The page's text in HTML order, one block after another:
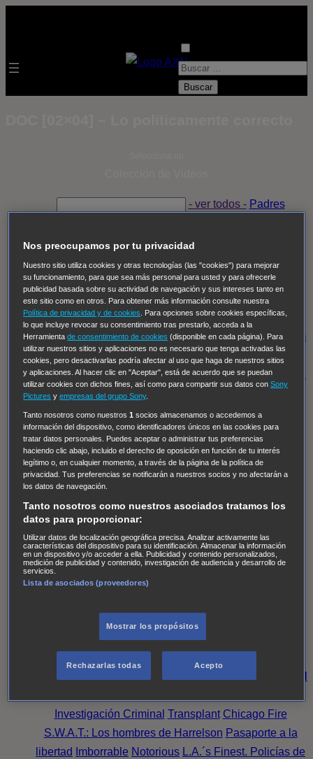
B
- ver todos - Padres
Despedida Salvaje Despedida Salvaje
Thomas, el ojo del FBI
Pan Am
Dawson crece
Insomnia El Guardián The Blacklist Cinco en familia
Hudson & Rex Diez libras y un sueño Mr Loverman
Regreso al futuro III NUEVE CUERPOS Los últimos
caballeros Tormenta infinita Sing Street Cobra Kai
Tom
y Lola High Country Los casos de Susan Ryeland:
Moonflower Murders Twisted Metal Mentes Criminales:
Evolution Terapia de Choque
Hailey Dean Without Sin: Libre de Culpa Morbius
NCIS: Nueva Orleans Pandora En fuera de juego
The Shield: Al margen de la ley Duplicated Preacher
The Killing Kind Intersecciones DOC Bite Club
Chicago Fire
de personas desaparecidas Mad Dogs La Sustituta
Ladrón de guante blanco
AXN Masters of Sex Three PinesAccused CarterAlice
Nevers Crossing Lines Einstein Sobrenatural Cómo
defender a un asesino
Reckoning: Ajuste de Cuentas
Wild Bill Mentes Criminales
Investigación Criminal Transplant Chicago Fire
S.W.A.T.: Los hombres de Harrelson Pasaporte a la
libertad
Imborrable Notorious L.A.´s Finest. Policías de
Nos preocupamos por tu privacidad
Nuestro sitio utiliza cookies y otras tecnologías (las "cookies") para mejorar
su funcionamiento, para que sea más personal para usted y para ofrecerle
publicidad basada sobre su actividad de navegación y sus intereses tanto en
este sitio como en otros. Para obtener más información consulte nuestra
Política de privacidad y de cookies
. Para opciones sobre cookies específicas,
lo que incluye revocar su consentimiento tras prestarlo, acceda a la
Herramientade consentimiento de cookies (disponible en cada página). Para
utilizar nuestros sitios y aplicaciones no es necesario que tenga activadas las
cookies, pero desactivarlas podría afectar al uso que haga de nuestros sitios
y aplicaciones. Al hacer clic en "Aceptar", está de acuerdo que se puedan
utilizar cookies con dichos fines, así como para compartir sus datos conSony
Pictures yempresas del grupo Sony.
Tanto nosotros como nuestros1 socios almacenamos o accedemos a
información del dispositivo, como identificadores únicos en las cookies para
tratar datos personales. Puedes aceptar o administrar tus preferencias
haciendo clic abajo, incluido el derecho de oposición en función de tu interés
legítimo o, en cualquier momento, a través de la página de la política de
privacidad. Tus preferencias se notificarán a nuestros socios y no afectarán a
los datos de navegación.
Tanto nosotros como nuestros asociados tratamos los
datos para proporcionar:
Utilizar datos de localización geográfica precisa. Analizar activamente las
características del dispositivo para su identificación. Almacenar la información
en un dispositivo y/o acceder a ella. Publicidad y contenido personalizados,
medición de publicidad y contenido, investigación de audiencia y desarrollo de
servicios.
Lista de asociados (proveedores)
Mostrar los propósitos
Rechazarlas todas Acepto